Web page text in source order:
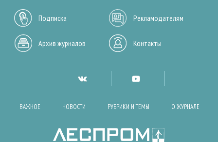
Подписка Рекламодателям
Архив журналов Контакты
ВАЖНОЕ НОВОСТИ РУБРИКИ И ТЕМЫ О ЖУРНАЛЕ